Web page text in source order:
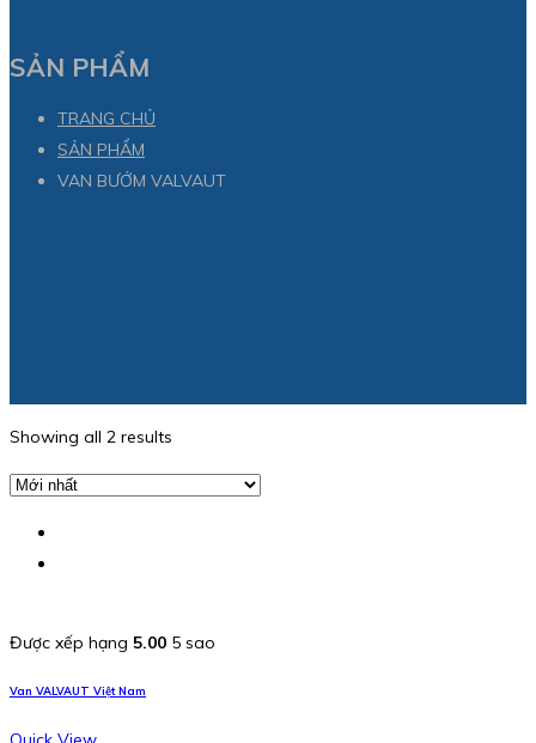
SẢN PHẨM
TRANG CHỦ
SẢN PHẨM
VAN BƯỚM VALVAUT
Showing all 2 results
Được xếp hạng 5.00 5 sao
Van VALVAUT Việt Nam